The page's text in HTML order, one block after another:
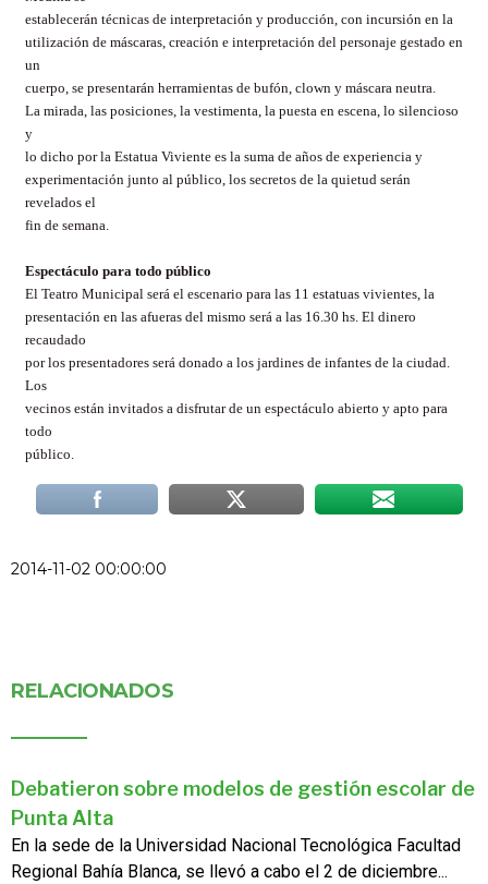
establecerán técnicas de interpretación y producción, con incursión en la
utilización de máscaras, creación e interpretación del personaje gestado en
un
cuerpo, se presentarán herramientas de bufón, clown y máscara neutra.
La mirada, las posiciones, la vestimenta, la puesta en escena, lo silencioso
y
lo dicho por la Estatua Viviente es la suma de años de experiencia y
experimentación junto al público, los secretos de la quietud serán
revelados el
fin de semana.
Espectáculo para todo público
El Teatro Municipal será el escenario para las 11 estatuas vivientes, la
presentación en las afueras del mismo será a las 16.30 hs. El dinero
recaudado
por los presentadores será donado a los jardines de infantes de la ciudad.
Los
vecinos están invitados a disfrutar de un espectáculo abierto y apto para
todo
público.
2014-11-02 00:00:00
RELACIONADOS
Debatieron sobre modelos de gestión escolar de
Punta Alta
En la sede de la Universidad Nacional Tecnológica Facultad
Regional Bahía Blanca, se llevó a cabo el 2 de diciembre...